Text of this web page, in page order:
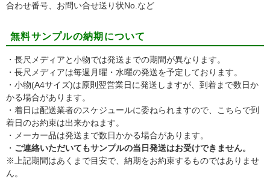
合わせ番号、お問い合せ送り状No.など
無料サンプルの納期について
・長尺メディアと小物では発送までの期間が異なります。
・長尺メディアは毎週月曜・水曜の発送を予定しております。
・小物(A4サイズ)は原則翌営業日に発送しますが、到着まで数日か
かる場合があります。
・着日は配送業者のスケジュールに委ねられますので、こちらで到
着日のお約束は出来かねます。
・メーカー品は発送まで数日かかる場合があります。
・ ご連絡いただいてもサンプルの当日発送はお受けできません。
※上記期間はあくまで目安で、納期をお約束するものではありませ
ん。